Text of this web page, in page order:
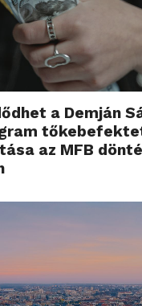
a Demján
az MFB